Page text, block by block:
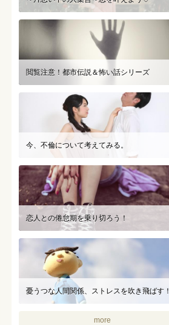
閲覧注意！都市伝説＆怖い話シリーズ
今、不倫について考えてみる。
恋人との倦怠期を乗り切ろう！
憂うつな人間関係、ストレスを吹き飛ばす！
more